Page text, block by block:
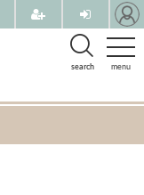
menu
search